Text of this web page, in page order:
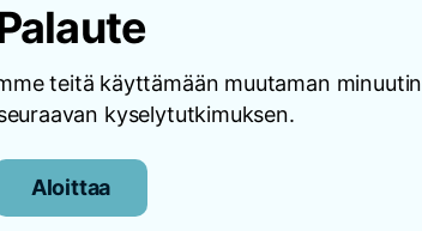
teitä käyttämään muutaman minuutin
kyselytutkimuksen.
Aloittaa